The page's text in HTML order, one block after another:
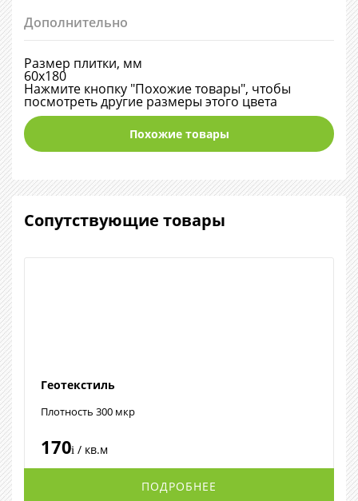
Дополнительно
Размер плитки, мм
60х180
Нажмите кнопку "Похожие товары", чтобы
посмотреть другие размеры этого цвета
Похожие товары
Сопутствующие товары
Геотекстиль
Плотность 300 мкр
170i / кв.м
ПОДРОБНЕЕ